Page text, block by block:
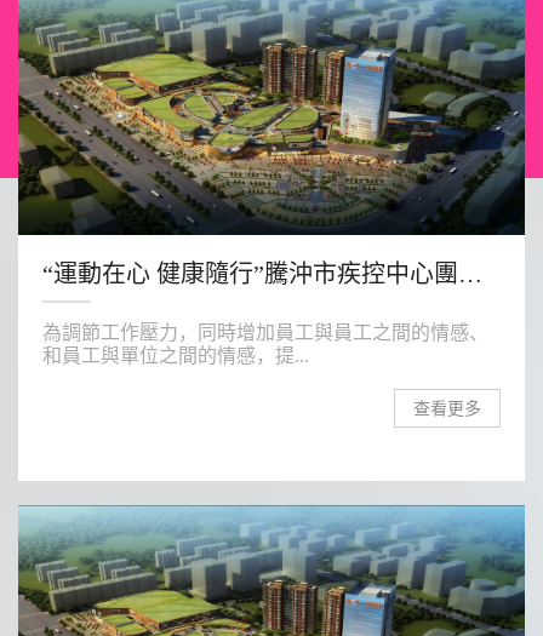
“運動在心 健康隨行”騰沖市疾控中心團建活動
為調節工作壓力，同時增加員工與員工之間的情感、
和員工與單位之間的情感，提...
查看更多